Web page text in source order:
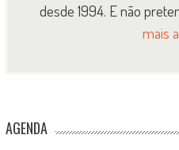
desde 1994. E não
mais
AGENDA